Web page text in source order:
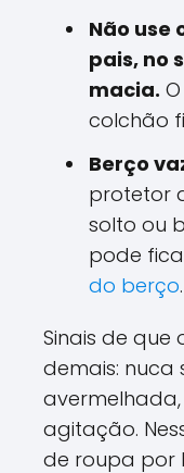
Não use
pais, no
macia.
colchão
Berço
protetor
solto ou
pode
do berço.
Sinais de
demais: nuca
agitação.
de roupa por